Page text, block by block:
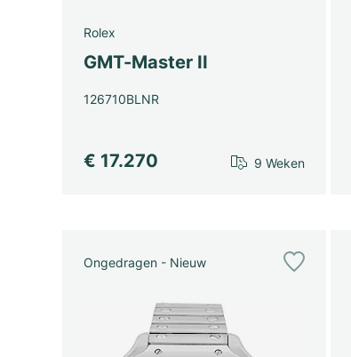
Rolex
GMT-Master II
126710BLNR
€ 17.270 9 Weken
Ongedragen - Nieuw